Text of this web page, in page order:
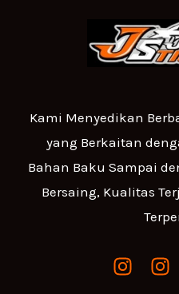
Kami Menyedikan
yang Berkaitan
Bahan Baku Sampai
Bersaing, Kualitas